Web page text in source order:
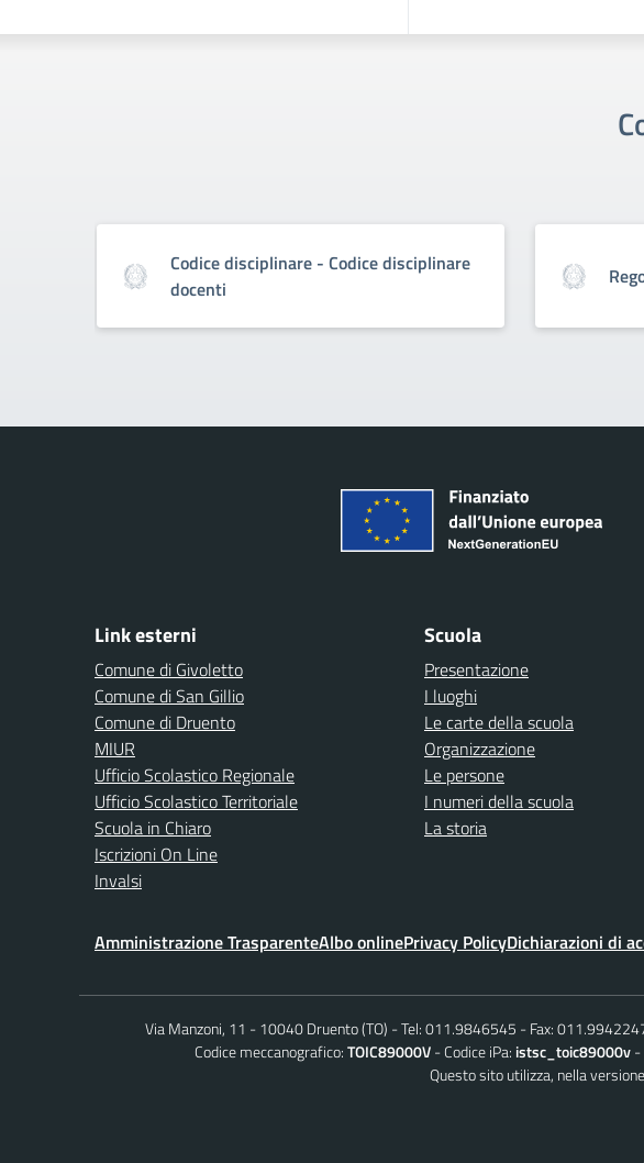
Codice disciplinare - Codice disciplinare
docenti
Link esterni
Comune di Givoletto
Comune di San Gillio
Comune di Druento
MIUR
Ufficio Scolastico Regionale
Ufficio Scolastico Territoriale
Scuola in Chiaro
Iscrizioni On Line
Invalsi
Scuola
Presentazione
I luoghi
Le carte della scuola
Organizzazione
Le persone
I numeri della scuola
La storia
Amministrazione TrasparenteAlbo onlinePrivacy PolicyDichiarazioni di
Via Manzoni, 11 - 10040 Druento (TO) Tel: 011.9846545 Fax:
Codice meccanografico:TOIC89000V Codice iPa: istsc_toic89000v
Questo sito utilizza, nella